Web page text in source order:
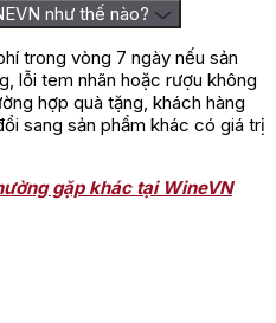
thảo mộc là những lựa
với cấu trúc mềm mại và
rượu.
bít tết thăn ngoại nướng tái
lên độ sâu, sự mượt mà của
thanh lịch của Pinot Noir.
cút nướng hoặc các món
hợp của rượu.
loại phô mai mềm như
Brillat-Savarin, cùng các
như thế nào?
trong vòng 7 ngày nếu sản
lỗi tem nhãn hoặc rượu không
hợp quà tặng, khách hàng
sang sản phẩm khác có giá trị
gặp khác tại WineVN